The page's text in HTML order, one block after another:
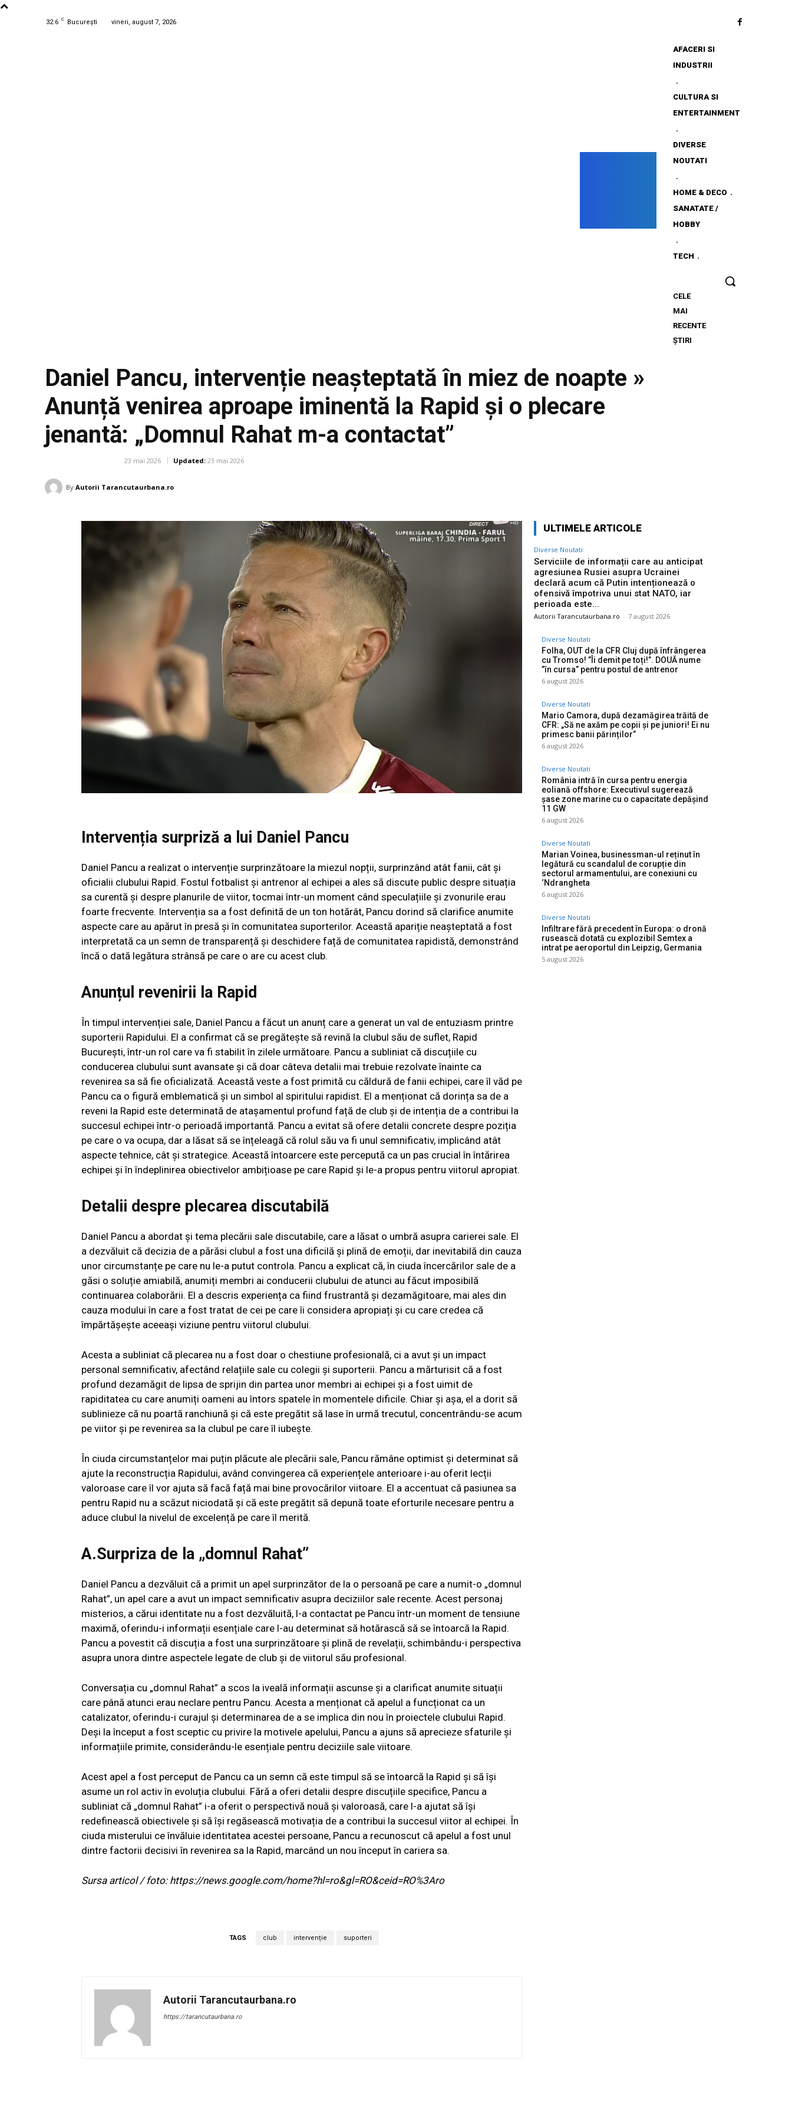
32.6 C București vineri, august 7, 2026
AFACERI SI
INDUSTRII
CULTURA SI
ENTERTAINMENT
DIVERSE
NOUTATI
HOME & DECO
SANATATE /
HOBBY
TECH
CELE
MAI
RECENTE
ȘTIRI
Daniel Pancu, intervenție neașteptată în miez de noapte »
Anunță venirea aproape iminentă la Rapid și o plecare
jenantă: „Domnul Rahat m-a contactat”
23 mai 2026 Updated: 23 mai 2026
By Autorii Tarancutaurbana.ro
Intervenția surpriză a lui Daniel Pancu
Daniel Pancu a realizat o intervenție surprinzătoare la miezul nopții, surprinzând atât fanii, cât și
oficialii clubului Rapid. Fostul fotbalist și antrenor al echipei a ales să discute public despre situația
sa curentă și despre planurile de viitor, tocmai într-un moment când speculațiile și zvonurile erau
foarte frecvente. Intervenția sa a fost definită de un ton hotărât, Pancu dorind să clarifice anumite
aspecte care au apărut în presă și în comunitatea suporterilor. Această apariție neașteptată a fost
interpretată ca un semn de transparență și deschidere față de comunitatea rapidistă, demonstrând
încă o dată legătura strânsă pe care o are cu acest club.
Anunțul revenirii la Rapid
În timpul intervenției sale, Daniel Pancu a făcut un anunț care a generat un val de entuziasm printre
suporterii Rapidului. El a confirmat că se pregătește să revină la clubul său de suflet, Rapid
București, într-un rol care va fi stabilit în zilele următoare. Pancu a subliniat că discuțiile cu
conducerea clubului sunt avansate și că doar câteva detalii mai trebuie rezolvate înainte ca
revenirea sa să fie oficializată. Această veste a fost primită cu căldură de fanii echipei, care îl văd pe
Pancu ca o figură emblematică și un simbol al spiritului rapidist. El a menționat că dorința sa de a
reveni la Rapid este determinată de atașamentul profund față de club și de intenția de a contribui la
succesul echipei într-o perioadă importantă. Pancu a evitat să ofere detalii concrete despre poziția
pe care o va ocupa, dar a lăsat să se înțeleagă că rolul său va fi unul semnificativ, implicând atât
aspecte tehnice, cât și strategice. Această întoarcere este percepută ca un pas crucial în întărirea
echipei și în îndeplinirea obiectivelor ambițioase pe care Rapid și le-a propus pentru viitorul apropiat.
Detalii despre plecarea discutabilă
Daniel Pancu a abordat și tema plecării sale discutabile, care a lăsat o umbră asupra carierei sale. El
a dezvăluit că decizia de a părăsi clubul a fost una dificilă și plină de emoții, dar inevitabilă din cauza
unor circumstanțe pe care nu le-a putut controla. Pancu a explicat că, în ciuda încercărilor sale de a
găsi o soluție amiabilă, anumiți membri ai conducerii clubului de atunci au făcut imposibilă
continuarea colaborării. El a descris experiența ca fiind frustrantă și dezamăgitoare, mai ales din
cauza modului în care a fost tratat de cei pe care îi considera apropiați și cu care credea că
împărtășește aceeași viziune pentru viitorul clubului.
Acesta a subliniat că plecarea nu a fost doar o chestiune profesională, ci a avut și un impact
personal semnificativ, afectând relațiile sale cu colegii și suporterii. Pancu a mărturisit că a fost
profund dezamăgit de lipsa de sprijin din partea unor membri ai echipei și a fost uimit de
rapiditatea cu care anumiți oameni au întors spatele în momentele dificile. Chiar și așa, el a dorit să
sublinieze că nu poartă ranchiună și că este pregătit să lase în urmă trecutul, concentrându-se acum
pe viitor și pe revenirea sa la clubul pe care îl iubește.
În ciuda circumstanțelor mai puțin plăcute ale plecării sale, Pancu rămâne optimist și determinat să
ajute la reconstrucția Rapidului, având convingerea că experiențele anterioare i-au oferit lecții
valoroase care îl vor ajuta să facă față mai bine provocărilor viitoare. El a accentuat că pasiunea sa
pentru Rapid nu a scăzut niciodată și că este pregătit să depună toate eforturile necesare pentru a
aduce clubul la nivelul de excelență pe care îl merită.
A.Surpriza de la „domnul Rahat”
Daniel Pancu a dezvăluit că a primit un apel surprinzător de la o persoană pe care a numit-o „domnul
Rahat”, un apel care a avut un impact semnificativ asupra deciziilor sale recente. Acest personaj
misterios, a cărui identitate nu a fost dezvăluită, l-a contactat pe Pancu într-un moment de tensiune
maximă, oferindu-i informații esențiale care l-au determinat să hotărască să se întoarcă la Rapid.
Pancu a povestit că discuția a fost una surprinzătoare și plină de revelații, schimbându-i perspectiva
asupra unora dintre aspectele legate de club și de viitorul său profesional.
Conversația cu „domnul Rahat” a scos la iveală informații ascunse și a clarificat anumite situații
care până atunci erau neclare pentru Pancu. Acesta a menționat că apelul a funcționat ca un
catalizator, oferindu-i curajul și determinarea de a se implica din nou în proiectele clubului Rapid.
Deși la început a fost sceptic cu privire la motivele apelului, Pancu a ajuns să aprecieze sfaturile și
informațiile primite, considerându-le esențiale pentru deciziile sale viitoare.
Acest apel a fost perceput de Pancu ca un semn că este timpul să se întoarcă la Rapid și să își
asume un rol activ în evoluția clubului. Fără a oferi detalii despre discuțiile specifice, Pancu a
subliniat că „domnul Rahat” i-a oferit o perspectivă nouă și valoroasă, care l-a ajutat să își
redefinească obiectivele și să își regăsească motivația de a contribui la succesul viitor al echipei. În
ciuda misterului ce învăluie identitatea acestei persoane, Pancu a recunoscut că apelul a fost unul
dintre factorii decisivi în revenirea sa la Rapid, marcând un nou început în cariera sa.
Sursa articol / foto: https://news.google.com/home?hl=ro&gl=RO&ceid=RO%3Aro
TAGS club intervenție suporteri
Autorii Tarancutaurbana.ro
https://tarancutaurbana.ro
ULTIMELE ARTICOLE
Diverse Noutati
Serviciile de informații care au anticipat
agresiunea Rusiei asupra Ucrainei
declară acum că Putin intenționează o
ofensivă împotriva unui stat NATO, iar
perioada este...
Autorii Tarancutaurbana.ro - 7 august 2026
Diverse Noutati
Folha, OUT de la CFR Cluj după înfrângerea
cu Tromso! ”Îi demit pe toți!”. DOUĂ nume
”în cursa” pentru postul de antrenor
6 august 2026
Diverse Noutati
Mario Camora, după dezamăgirea trăită de
CFR: „Să ne axăm pe copii și pe juniori! Ei nu
primesc banii părinților”
6 august 2026
Diverse Noutati
România intră în cursa pentru energia
eoliană offshore: Executivul sugerează
șase zone marine cu o capacitate depășind
11 GW
6 august 2026
Diverse Noutati
Marian Voinea, businessman-ul reținut în
legătură cu scandalul de corupție din
sectorul armamentului, are conexiuni cu
‘Ndrangheta
6 august 2026
Diverse Noutati
Infiltrare fără precedent în Europa: o dronă
rusească dotată cu explozibil Semtex a
intrat pe aeroportul din Leipzig, Germania
5 august 2026